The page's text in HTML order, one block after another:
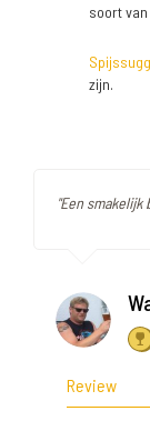
soort
zijn.
"Een
Review